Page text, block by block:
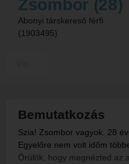
Zsombor (28)
Abonyi társkereső férfi
(1903495)
Bemutatkozás
Szia! Zsombor vagyok. 28
Egyelőre nem volt időm
Örülök, hogy megnézted az